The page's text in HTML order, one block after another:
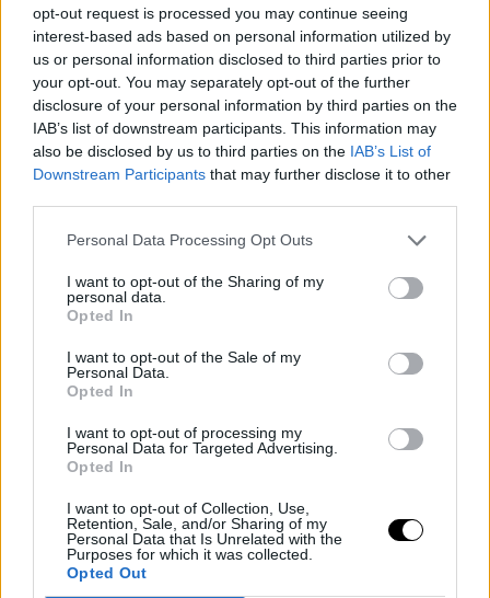
opt-out request is processed you may continue seeing
interest-based ads based on personal information utilized by
us or personal information disclosed to third parties prior to
your opt-out. You may separately opt-out of the further
disclosure of your personal information by third parties on the
IAB’s list of downstream participants. This information may
also be disclosed by us to third parties on the IAB’s List of
Downstream Participants that may further disclose it to other
Personal Data Processing Opt Outs
I want to opt-out of the Sharing of my
personal data.
Opted In
I want to opt-out of the Sale of my
Personal Data.
Opted In
I want to opt-out of processing my
Personal Data for Targeted Advertising.
Opted In
I want to opt-out of Collection, Use,
Retention, Sale, and/or Sharing of my
Personal Data that Is Unrelated with the
Purposes for which it was collected.
Opted Out
Υλικά για 4 μερίδες
750 γρ. κιμάς μοσχαρίσιος
1 κρεμμύδι, ψιλοκομμένο
1 μικρό καρότο, τριμμένο
2 σκελίδες σκόρδο, ψιλοκομμένες